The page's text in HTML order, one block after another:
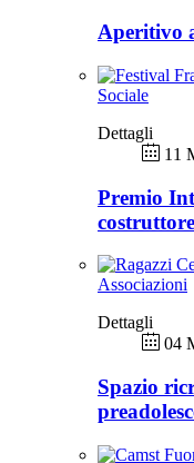
Aperitivo
Sociale
Dettagli
11
Premio
Associazioni
Dettagli
04
Spazio